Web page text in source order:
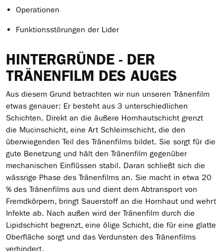
Operationen
Funktionsstörungen der Lider
HINTERGRÜNDE - DER
TRÄNENFILM DES AUGES
Aus diesem Grund betrachten wir nun unseren Tränenfilm
etwas genauer: Er besteht aus 3 unterschiedlichen
Schichten. Direkt an die äußere Hornhautschicht grenzt
die Mucinschicht, eine Art Schleimschicht, die den
überwiegenden Teil des Tränenfilms bildet. Sie sorgt für die
gute Benetzung und hält den Tränenfilm gegenüber
mechanischen Einflüssen stabil. Daran schließt sich die
wässrige Phase des Tränenfilms an. Sie macht in etwa 20
% des Tränenfilms aus und dient dem Abtransport von
Fremdkörpern, bringt Sauerstoff an die Hornhaut und wehrt
Infekte ab. Nach außen wird der Tränenfilm durch die
Lipidschicht begrenzt, eine ölige Schicht, die für eine glatte
Oberfläche sorgt und das Verdunsten des Tränenfilms
verhindert.